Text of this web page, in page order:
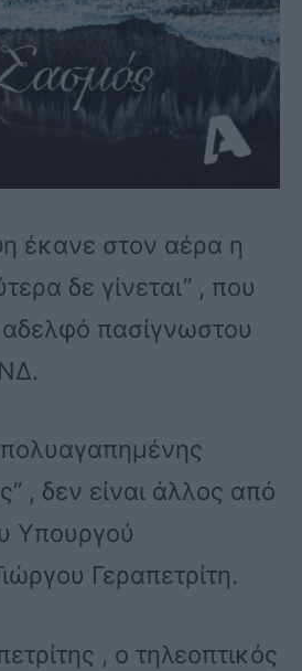
έκανε στον αέρα η
δε γίνεται” , που
πασίγνωστου
, δεν είναι άλλος από
Υπουργού
Γεραπετρίτη.
, ο τηλεοπτικός